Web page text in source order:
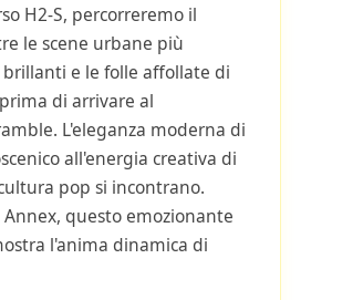
H2-S, percorreremo il
le scene urbane più
brillanti e le folle affollate di
di arrivare al
L'eleganza moderna di
all'energia creativa di
pop si incontrano.
questo emozionante
l'anima dinamica di